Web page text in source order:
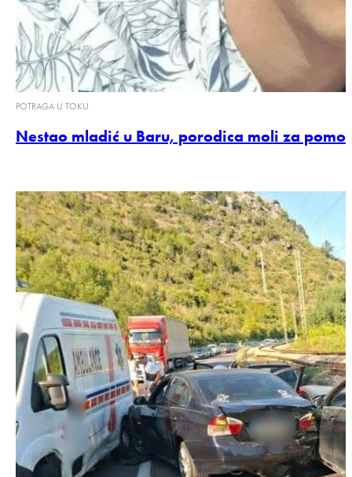
POTRAGA U TOKU
Nestao mladić u Baru, porodica moli za pomoć